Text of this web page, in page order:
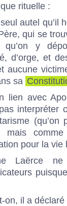
rituelle :
autel qu’il
qui se
qu’on y
d’orge, et
aucune
sa
lien avec
interpréter
(qu’on
mais comme
pour la vie
Laërce
on, il a déclaré